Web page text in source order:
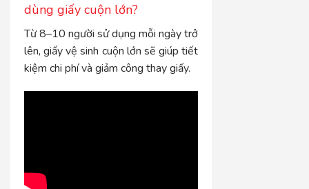
dùng giấy cuộn lớn?
Từ 8–10 người sử dụng mỗi ngày trở
lên, giấy vệ sinh cuộn lớn sẽ giúp tiết
kiệm chi phí và giảm công thay giấy.